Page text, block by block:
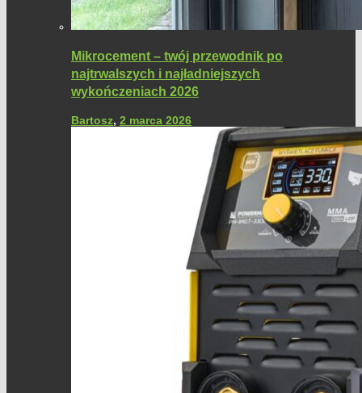
Mikrocement – twój przewodnik po
najtrwalszych i najładniejszych
wykończeniach 2026
Bartosz, 2 marca 2026